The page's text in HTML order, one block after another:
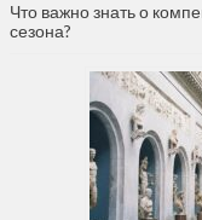
Что важно знать о
сезона?